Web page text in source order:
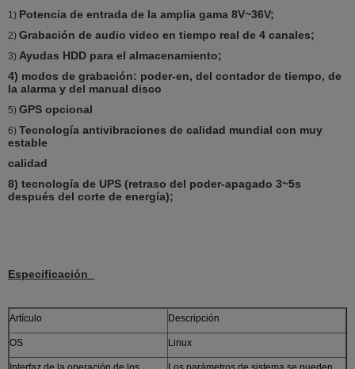
1) Potencia de entrada de la amplia gama 8V~36V;
2) Grabación de audio video en tiempo real de 4 canales;
3) Ayudas HDD para el almacenamiento;
4) modos de grabación: poder-en, del contador de tiempo, de
la alarma y del manual disco
5) GPS opcional
6) Tecnología antivibraciones de calidad mundial con muy
estable
calidad
8) tecnología de UPS (retraso del poder-apagado 3~5s
después del corte de energía);
Especificación
Artículo Descripción
OS Linux